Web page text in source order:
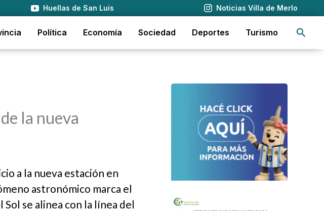
Huellas de San Luis Noticias Villa de Merlo
Política Economía Sociedad Deportes Turismo
la nueva
a la nueva estación en
astronómico marca el
se alinea con la línea del